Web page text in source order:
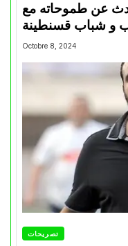
عن طموحاته مع
و شباب قسنطينة
Octobre 8, 2024
تصريحات